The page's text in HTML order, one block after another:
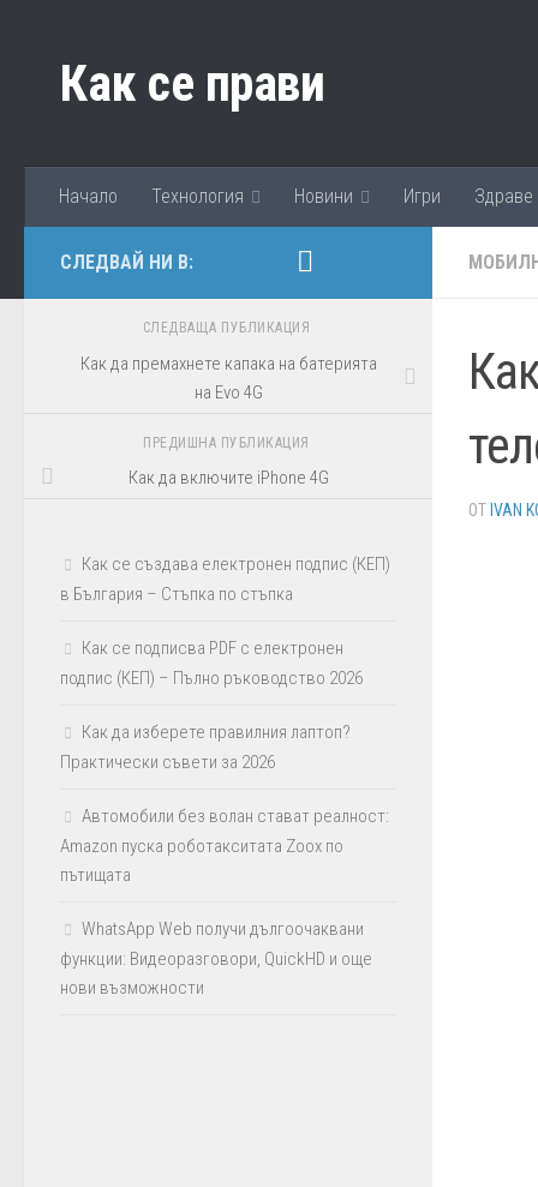
Как се прави
Начало Технология Новини Игри Здраве
ОТ IVAN
СЛЕДВАЙ НИ В:
СЛЕДВАЩА ПУБЛИКАЦИЯ
Как да премахнете капака на батерията
на Evo 4G
ПРЕДИШНА ПУБЛИКАЦИЯ
Как да включите iPhone 4G
Как се създава електронен подпис (КЕП)
в България – Стъпка по стъпка
Как се подписва PDF с електронен
подпис (КЕП) – Пълно ръководство 2026
Как да изберете правилния лаптоп?
Практически съвети за 2026
Автомобили без волан стават реалност:
Amazon пуска роботакситата Zoox по
пътищата
WhatsApp Web получи дългоочаквани
функции: Видеоразговори, QuickHD и още
нови възможности